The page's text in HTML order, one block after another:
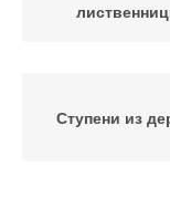
Ступени из